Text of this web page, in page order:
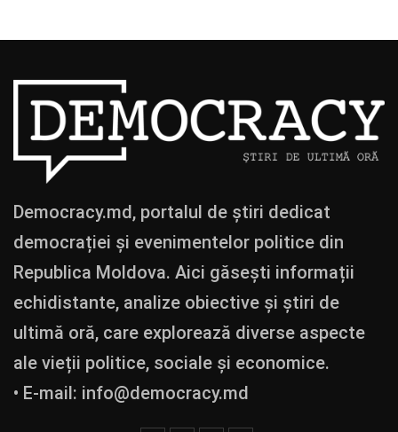
Democracy.md, portalul de știri dedicat
democrației și evenimentelor politice din
Republica Moldova. Aici găsești informații
echidistante, analize obiective și știri de
ultimă oră, care explorează diverse aspecte
ale vieții politice, sociale și economice.
• E-mail: info@democracy.md